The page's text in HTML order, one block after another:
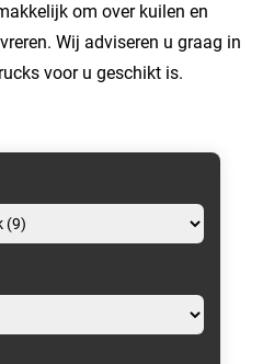
om over kuilen en
Wij adviseren u graag in
voor u geschikt is.